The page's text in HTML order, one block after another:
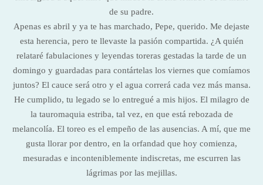
de su padre.
Apenas es abril y ya te has marchado, Pepe, querido. Me dejaste
esta herencia, pero te llevaste la pasión compartida. ¿A quién
relataré fabulaciones y leyendas toreras gestadas la tarde de un
domingo y guardadas para contártelas los viernes que comíamos
juntos? El cauce será otro y el agua correrá cada vez más mansa.
He cumplido, tu legado se lo entregué a mis hijos. El milagro de
la tauromaquia estriba, tal vez, en que está rebozada de
melancolía. El toreo es el empeño de las ausencias. A mí, que me
gusta llorar por dentro, en la orfandad que hoy comienza,
mesuradas e inconteniblemente indiscretas, me escurren las
lágrimas por las mejillas.